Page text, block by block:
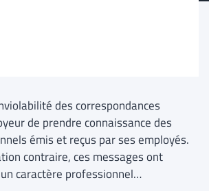
des correspondances
de prendre connaissance des
émis et reçus par ses employés.
contraire, ces messages ont
caractère professionnel…